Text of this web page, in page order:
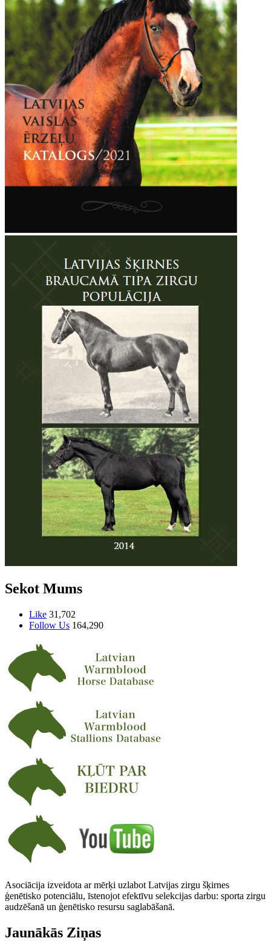
Sekot Mums
Like 31,702
Follow Us 164,290
Asociācija izveidota ar mērķi uzlabot Latvijas zirgu šķirnes
ģenētisko potenciālu, īstenojot efektīvu selekcijas darbu: sporta zirgu
audzēšanā un ģenētisko resursu saglabāšanā.
Jaunākās Ziņas